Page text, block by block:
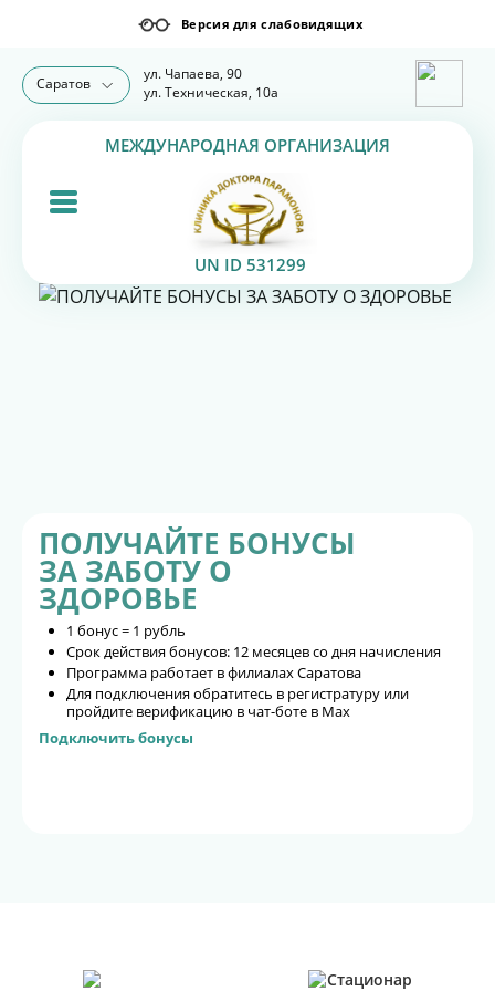
Саратов
ул. Чапаева, 90
ул. Техническая, 10а
МЕЖДУНАРОДНАЯ ОРГАНИЗАЦИЯ
UN ID 531299
ПОЛУЧАЙТЕ БОНУСЫ
ЗА ЗАБОТУ О
ЗДОРОВЬЕ
1 бонус = 1 рубль
Срок действия бонусов: 12 месяцев со дня начисления
Программа работает в филиалах Саратова
Для подключения обратитесь в регистратуру или
пройдите верификацию в чат-боте в Max
Подключить бонусы